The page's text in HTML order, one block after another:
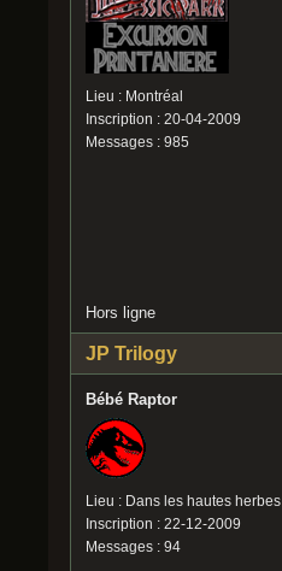
Lieu : Montréal
Inscription : 20-04-2009
Messages : 985
Hors ligne
JP Trilogy
Bébé Raptor
Lieu : Dans les hautes herbes
Inscription : 22-12-2009
Messages : 94